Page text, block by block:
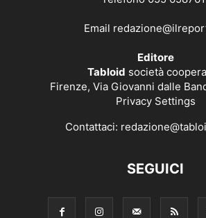
Email
Editore
Tabloid società
Firenze, Via Giovanni dalle
Privacy Settings
Contattaci:
SEGUICI